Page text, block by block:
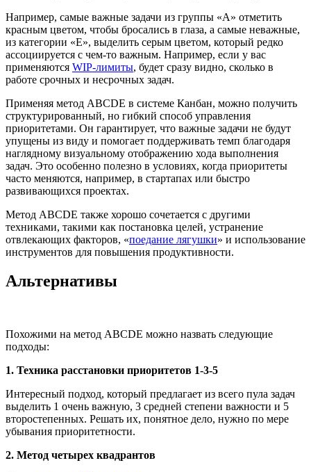
Например, самые важные задачи из группы «A» отметить
красным цветом, чтобы бросались в глаза, а самые неважные,
из категории «Е», выделить серым цветом, который редко
ассоциируется с чем-то важным. Например, если у вас
применяются WIP-лимиты, будет сразу видно, сколько в
работе срочных и несрочных задач.
Применяя метод ABCDE в системе Канбан, можно получить
структурированный, но гибкий способ управления
приоритетами. Он гарантирует, что важные задачи не будут
упущены из виду и помогает поддерживать темп благодаря
наглядному визуальному отображению хода выполнения
задач. Это особенно полезно в условиях, когда приоритеты
часто меняются, например, в стартапах или быстро
развивающихся проектах.
Метод ABCDE также хорошо сочетается с другими
техниками, такими как постановка целей, устранение
отвлекающих факторов, «поедание лягушки» и использование
инструментов для повышения продуктивности.
Альтернативы
Похожими на метод ABCDE можно назвать следующие
подходы:
1. Техника расстановки приоритетов 1-3-5
Интересный подход, который предлагает из всего пула задач
выделить 1 очень важную, 3 средней степени важности и 5
второстепенных. Решать их, понятное дело, нужно по мере
убывания приоритетности.
2. Метод четырех квадрантов